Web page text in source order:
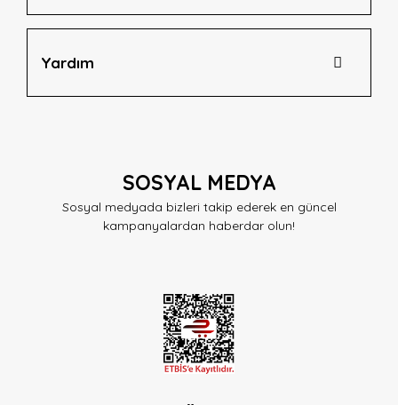
Yardım
SOSYAL MEDYA
Sosyal medyada bizleri takip ederek en güncel
kampanyalardan haberdar olun!